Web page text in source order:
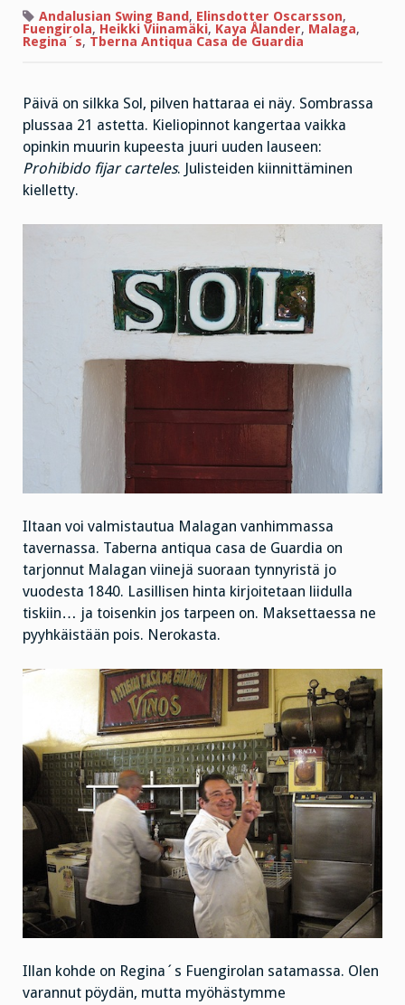
Andalusian Swing Band, Elinsdotter Oscarsson,
Fuengirola, Heikki Viinamäki, Kaya Ålander, Malaga,
Regina´s, Tberna Antiqua Casa de Guardia
Päivä on silkka Sol, pilven hattaraa ei näy. Sombrassa
plussaa 21 astetta. Kieliopinnot kangertaa vaikka
opinkin muurin kupeesta juuri uuden lauseen:
Prohibido fijar carteles. Julisteiden kiinnittäminen
kielletty.
Iltaan voi valmistautua Malagan vanhimmassa
tavernassa. Taberna antiqua casa de Guardia on
tarjonnut Malagan viinejä suoraan tynnyristä jo
vuodesta 1840. Lasillisen hinta kirjoitetaan liidulla
tiskiin… ja toisenkin jos tarpeen on. Maksettaessa ne
pyyhkäistään pois. Nerokasta.
Illan kohde on Regina´s Fuengirolan satamassa. Olen
varannut pöydän, mutta myöhästymme